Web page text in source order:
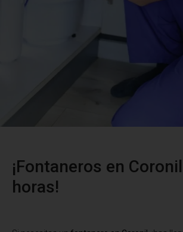
¡Fontaneros en
horas!